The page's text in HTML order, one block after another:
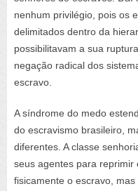
nenhum privilégio, pois os
delimitados dentro da
possibilitavam a sua
negação radical dos
escravo.
A síndrome do medo
do escravismo brasileiro,
diferentes. A classe
seus agentes para
fisicamente o escravo,